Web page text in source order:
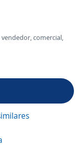
vendedor, comercial,